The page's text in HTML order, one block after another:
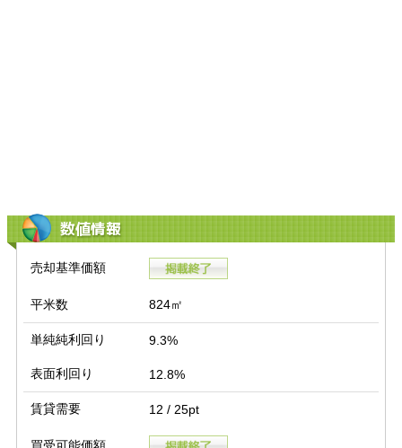
数値情報
売却基準価額
平米数 824㎡
単純純利回り 9.3%
表面利回り 12.8%
賃貸需要 12 / 25pt